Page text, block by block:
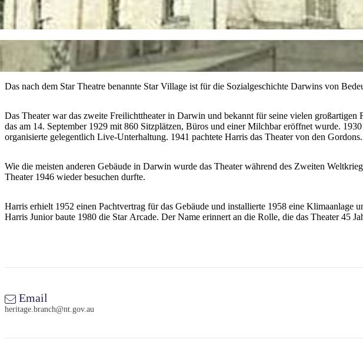
Das nach dem Star Theatre benannte Star Village ist für die Sozialgeschichte Darwins von
Das Theater war das zweite Freilichttheater in Darwin und bekannt für seine vielen
das am 14. September 1929 mit 860 Sitzplätzen, Büros und einer Milchbar eröffnet wurde.
organisierte gelegentlich Live-Unterhaltung. 1941 pachtete Harris das Theater von den Gordons.
Wie die meisten anderen Gebäude in Darwin wurde das Theater während des Zweiten
Theater 1946 wieder besuchen durfte.
Harris erhielt 1952 einen Pachtvertrag für das Gebäude und installierte 1958 eine
Harris Junior baute 1980 die Star Arcade. Der Name erinnert an die Rolle, die das Theater 45
Email
heritage.branch@nt.gov.au